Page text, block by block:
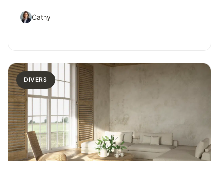
Cathy
DIVERS